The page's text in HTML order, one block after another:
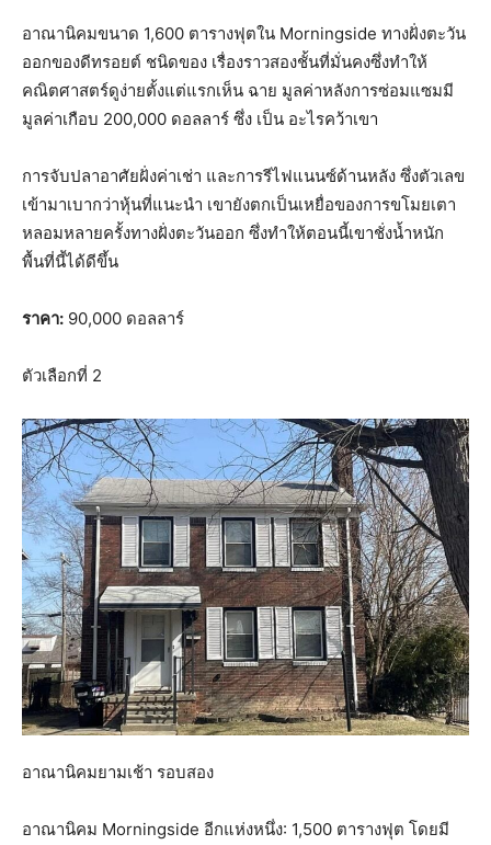
อาณานิคมขนาด 1,600 ตารางฟุตใน Morningside ทางฝั่งตะวัน
ออกของดีทรอยต์ ชนิดของ เรื่องราวสองชั้นที่มั่นคงซึ่งทำให้
คณิตศาสตร์ดูง่ายตั้งแต่แรกเห็น ฉาย มูลค่าหลังการซ่อมแซมมี
มูลค่าเกือบ 200,000 ดอลลาร์ ซึ่ง เป็น อะไรคว้าเขา
การจับปลาอาศัยฝั่งค่าเช่า และการรีไฟแนนซ์ด้านหลัง ซึ่งตัวเลข
เข้ามาเบากว่าหุ้นที่แนะนำ เขายังตกเป็นเหยื่อของการขโมยเตา
หลอมหลายครั้งทางฝั่งตะวันออก ซึ่งทำให้ตอนนี้เขาชั่งน้ำหนัก
พื้นที่นี้ได้ดีขึ้น
ราคา: 90,000 ดอลลาร์
ตัวเลือกที่ 2
อาณานิคมยามเช้า รอบสอง
อาณานิคม Morningside อีกแห่งหนึ่ง: 1,500 ตารางฟุต โดยมี